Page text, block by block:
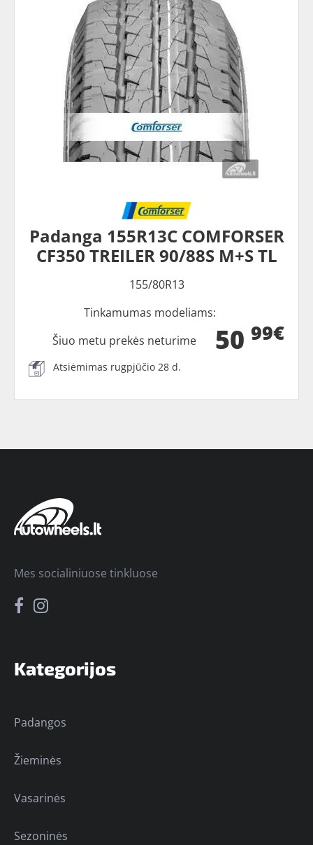
Padanga 155R13C COMFORSER
CF350 TREILER 90/88S M+S TL
155/80R13
Tinkamumas modeliams:
50 99€
Šiuo metu prekės neturime
Atsiėmimas rugpjūčio 28 d.
Kategorijos
Padangos
Žieminės
Vasarinės
Sezoninės
Mes socialiniuose tinkluose